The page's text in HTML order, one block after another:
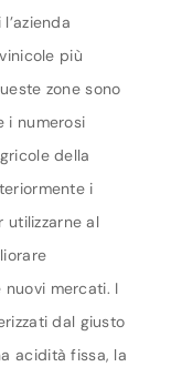
più
zone sono
i numerosi
della
i
al
mercati. I
dal giusto
acidità fissa, la